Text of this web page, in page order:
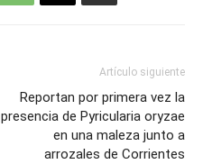
Artículo siguiente
Reportan por primera vez la
presencia de Pyricularia oryzae
en una maleza junto a
arrozales de Corrientes